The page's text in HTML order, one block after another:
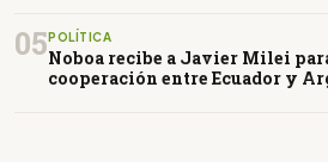
05POLÍTICA
Noboa recibe a Javier Milei
cooperación entre Ecuador y